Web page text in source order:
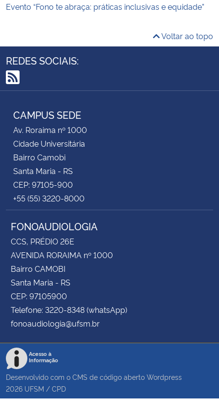
Evento “Fono te abraça: práticas inclusivas e equidade”
Voltar ao topo
REDES SOCIAIS:
RSS
CAMPUS SEDE
Av. Roraima nº 1000
Cidade Universitária
Bairro Camobi
Santa Maria - RS
CEP: 97105-900
+55 (55) 3220-8000
FONOAUDIOLOGIA
CCS, PRÉDIO 26E
AVENIDA RORAIMA nº 1000
Bairro CAMOBI
Santa Maria - RS
CEP: 97105900
Telefone: 3220-8348 (whatsApp)
fonoaudiologia@ufsm.br
Acesso à
Informação
Desenvolvido com o CMS de código aberto Wordpress
2026 UFSM / CPD